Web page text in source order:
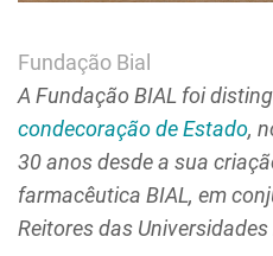
Fundação Bial
A Fundação BIAL foi
condecoração de Estado,
30 anos desde a sua
farmacêutica BIAL, em
Reitores das